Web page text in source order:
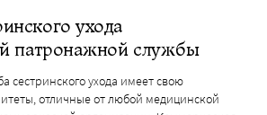
ухода
патронажной службы
сестринского ухода имеет свою
отличные от любой медицинской